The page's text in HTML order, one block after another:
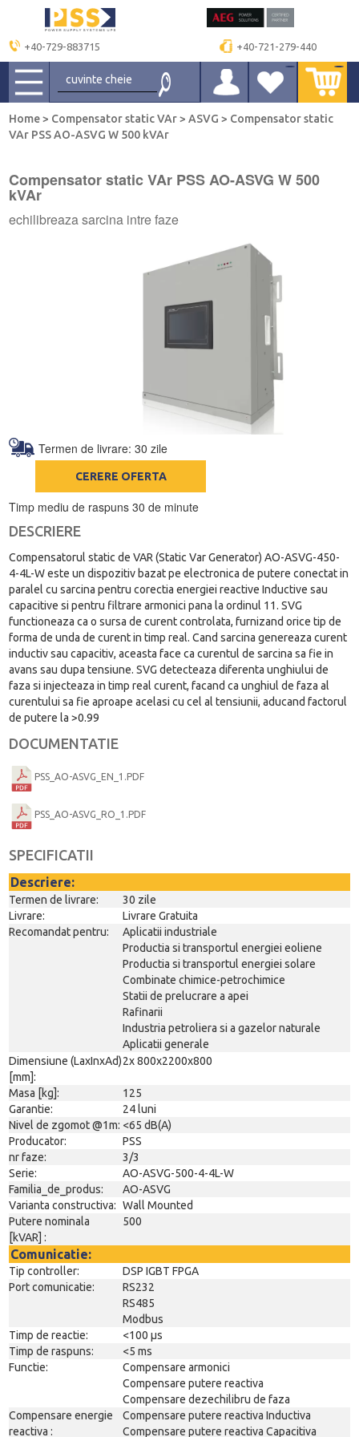
+40-729-883715 +40-721-279-440
Home> Compensator static VAr>ASVG > Compensator static
VAr PSS AO-ASVG W 500 kVAr
Compensator static VAr PSS AO-ASVG W 500
kVAr
echilibreaza sarcina intre faze
Termen de livrare: 30 zile
CERERE OFERTA
Timp mediu de raspuns 30 de minute
DESCRIERE
Compensatorul static de VAR (Static Var Generator) AO-ASVG-450-
4-4L-W este un dispozitiv bazat pe electronica de putere conectat in
paralel cu sarcina pentru corectia energiei reactive Inductive sau
capacitive si pentru filtrare armonici pana la ordinul 11. SVG
functioneaza ca o sursa de curent controlata, furnizand orice tip de
forma de unda de curent in timp real. Cand sarcina genereaza curent
inductiv sau capacitiv, aceasta face ca curentul de sarcina sa fie in
avans sau dupa tensiune. SVG detecteaza diferenta unghiului de
faza si injecteaza in timp real curent, facand ca unghiul de faza al
curentului sa fie aproape acelasi cu cel al tensiunii, aducand factorul
de putere la >0.99
DOCUMENTATIE
PSS_AO-ASVG_EN_1.PDF
PSS_AO-ASVG_RO_1.PDF
SPECIFICATII
Descriere:
Termen de livrare:
30 zile
Livrare:
Livrare Gratuita
Recomandat pentru:
Aplicatii industriale
Productia si transportul energiei eoliene
Productia si transportul energiei solare
Combinate chimice-petrochimice
Statii de prelucrare a apei
Rafinarii
Industria petroliera si a gazelor naturale
Aplicatii generale
Dimensiune (LaxInxAd)
[mm]:
2x 800x2200x800
Masa [kg]:
125
Garantie:
24 luni
Nivel de zgomot @1m: <65 dB(A)
Producator:
PSS
nr faze:
3/3
Serie:
AO-ASVG-500-4-4L-W
Familia_de_produs:
AO-ASVG
Varianta constructiva: Wall Mounted
Putere nominala
[kVAR] :
500
Comunicatie:
Tip controller:
DSP IGBT FPGA
Port comunicatie:
RS232
RS485
Modbus
Timp de reactie:
<100 µs
Timp de raspuns:
<5 ms
Functie:
Compensare armonici
Compensare putere reactiva
Compensare dezechilibru de faza
Compensare energie
reactiva :
Compensare putere reactiva Inductiva
Compensare putere reactiva Capacitiva